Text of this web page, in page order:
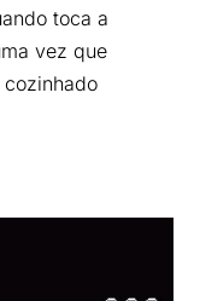
toca a
vez que